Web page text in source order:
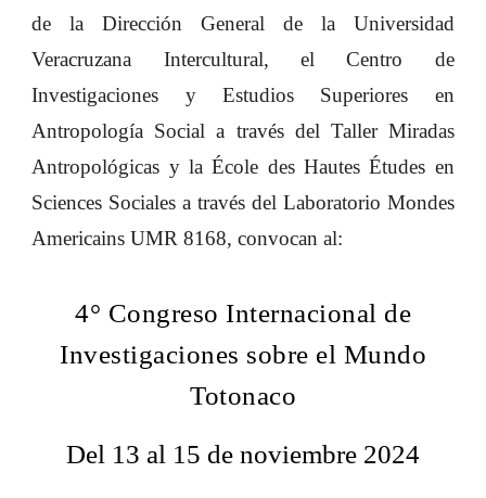
de la Dirección General de la Universidad
Veracruzana Intercultural, el Centro de
Investigaciones y Estudios Superiores en
Antropología Social a través del Taller Miradas
Antropológicas y la École des HautesÉtudes en
Sciences Sociales a través del Laboratorio Mondes
Americains UMR 8168, convocan al:
4° Congreso Internacional de
Investigaciones sobre el Mundo
Totonaco
Del 13 al 15 de noviembre 2024